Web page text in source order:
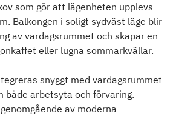
som gör att lägenheten upplevs
Balkongen i soligt sydväst läge blir
av vardagsrummet och skapar en
eller lugna sommarkvällar.
snyggt med vardagsrummet
både arbetsyta och förvaring.
av moderna